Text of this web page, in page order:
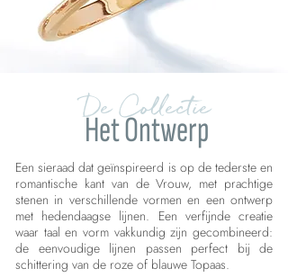
De Collectie
Het Ontwerp
Een sieraad dat geïnspireerd is op de tederste en
romantische kant van de Vrouw, met prachtige
stenen in verschillende vormen en een ontwerp
met hedendaagse lijnen. Een verfijnde creatie
waar taal en vorm vakkundig zijn gecombineerd:
de eenvoudige lijnen passen perfect bij de
schittering van de roze of blauwe Topaas.